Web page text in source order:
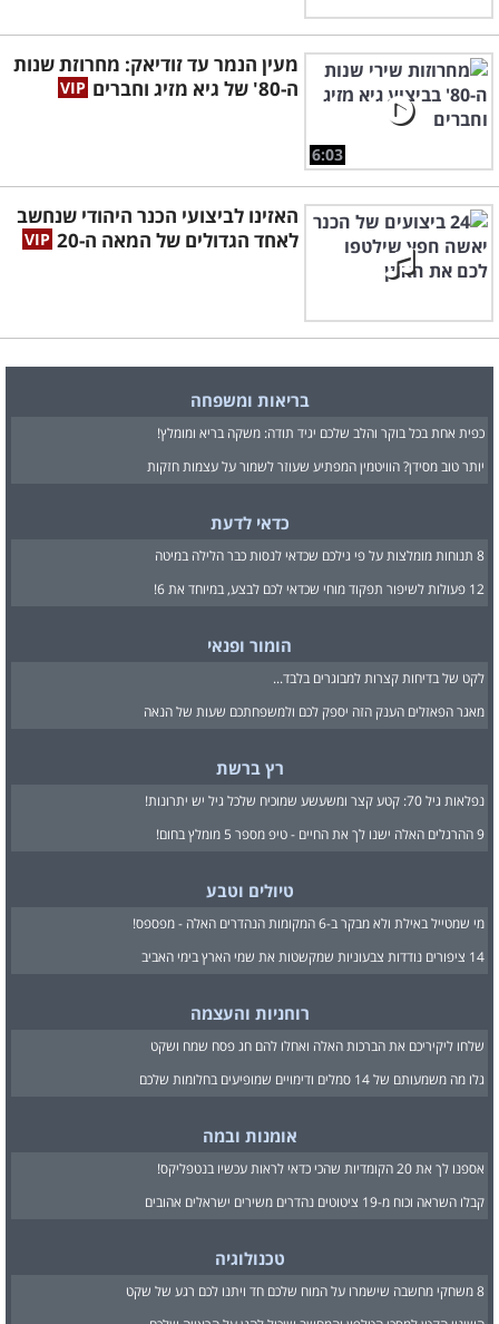
6:03
מעין הנמר עד זודיאק: מחרוזת שנות
ה-80' של גיא מזיג וחברים
האזינו לביצועי הכנר היהודי שנחשב
לאחד הגדולים של המאה ה-20
בריאות ומשפחה
כפית אחת בכל בוקר והלב שלכם יגיד תודה: משקה בריא ומומלץ!
יותר טוב מסידן? הוויטמין המפתיע שעוזר לשמור על עצמות חזקות
כדאי לדעת
8 תנוחות מומלצות על פי גילכם שכדאי לנסות כבר הלילה במיטה
12 פעולות לשיפור תפקוד מוחי שכדאי לכם לבצע, במיוחד את 6!
הומור ופנאי
לקט של בדיחות קצרות למבוגרים בלבד...
מאגר הפאזלים הענק הזה יספק לכם ולמשפחתכם שעות של הנאה
רץ ברשת
נפלאות גיל 70: קטע קצר ומשעשע שמוכיח שלכל גיל יש יתרונות!
9 ההרגלים האלה ישנו לך את החיים - טיפ מספר 5 מומלץ בחום!
טיולים וטבע
מי שמטייל באילת ולא מבקר ב-6 המקומות הנהדרים האלה - מפספס!
14 ציפורים נודדות צבעוניות שמקשטות את שמי הארץ בימי האביב
רוחניות והעצמה
שלחו ליקיריכם את הברכות האלה ואחלו להם חג פסח שמח ושקט
גלו מה משמעותם של 14 סמלים ודימויים שמופיעים בחלומות שלכם
אומנות ובמה
אספנו לך את 20 הקומדיות שהכי כדאי לראות עכשיו בנטפליקס!
קבלו השראה וכוח מ-19 ציטוטים נהדרים משירים ישראלים אהובים
טכנולוגיה
8 משחקי מחשבה שישמרו על המוח שלכם חד ויתנו לכם רגע של שקט